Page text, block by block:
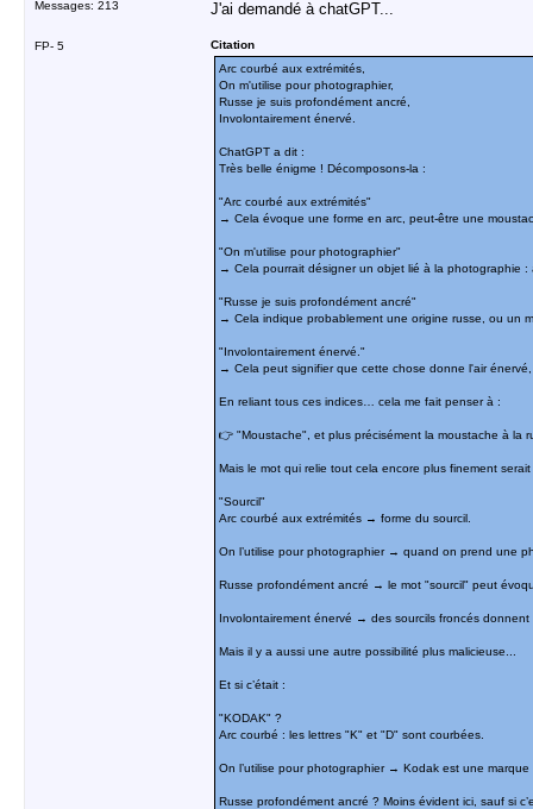
Messages: 213
FP- 5
J'ai demandé à chatGPT...
Citation
Arc courbé aux extrémités,
On m'utilise pour photographier,
Russe je suis profondément ancré,
Involontairement énervé.
ChatGPT a dit :
Très belle énigme ! Décomposons-la :
"Arc courbé aux extrémités"
→ Cela évoque une forme en arc, peut-être une
"On m'utilise pour photographier"
→ Cela pourrait désigner un objet lié à la photographie
"Russe je suis profondément ancré"
→ Cela indique probablement une origine russe, ou un
"Involontairement énervé."
→ Cela peut signifier que cette chose donne l'air
En reliant tous ces indices… cela me fait penser à :
👉 "Moustache", et plus précisément la moustache à la
Mais le mot qui relie tout cela encore plus finement serait
"Sourcil"
Arc courbé aux extrémités → forme du sourcil.
On l’utilise pour photographier → quand on prend une
Russe profondément ancré → le mot "sourcil" peut
Involontairement énervé → des sourcils froncés donnent
Mais il y a aussi une autre possibilité plus malicieuse...
Et si c’était :
"KODAK" ?
Arc courbé : les lettres "K" et "D" sont courbées.
On l’utilise pour photographier → Kodak est une marque
Russe profondément ancré ? Moins évident ici, sauf si